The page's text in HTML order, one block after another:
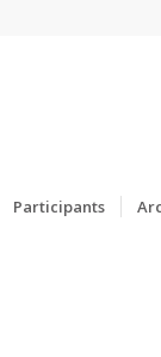
Participants